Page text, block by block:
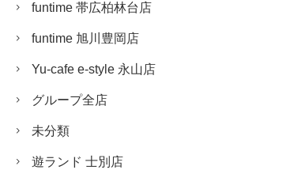
funtime 帯広柏林台店
funtime 旭川豊岡店
Yu-cafe e-style 永山店
グループ全店
未分類
遊ランド 士別店